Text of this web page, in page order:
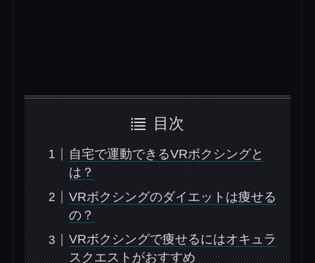
目次
自宅で運動できるVRボクシングと
は？
VRボクシングのダイエットは痩せる
の？
VRボクシングで痩せるにはオキュラ
スクエストがおすすめ